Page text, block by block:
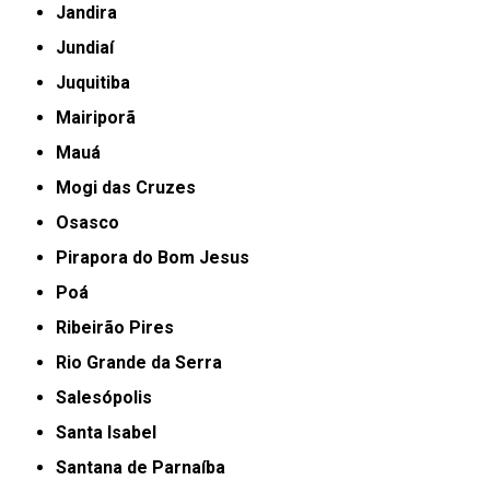
Jandira
Jundiaí
Juquitiba
Mairiporã
Mauá
Mogi das Cruzes
Osasco
Pirapora do Bom Jesus
Poá
Ribeirão Pires
Rio Grande da Serra
Salesópolis
Santa Isabel
Santana de Parnaíba